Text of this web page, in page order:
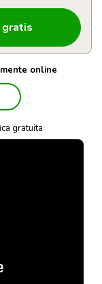
online
gratuita